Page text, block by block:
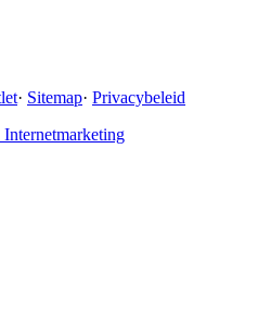
· Sitemap· Privacybeleid